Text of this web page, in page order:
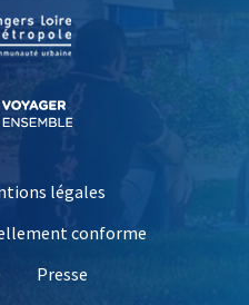
, Ouvre une nouvelle
légales
conforme
Presse